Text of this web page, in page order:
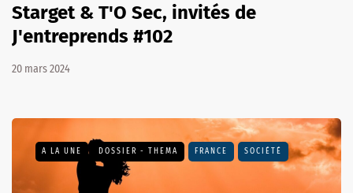
Starget & T'O Sec, invités de
J'entreprends #102
20 mars 2024
A LA UNE DOSSIER - THEMA FRANCE SOCIÉTÉ